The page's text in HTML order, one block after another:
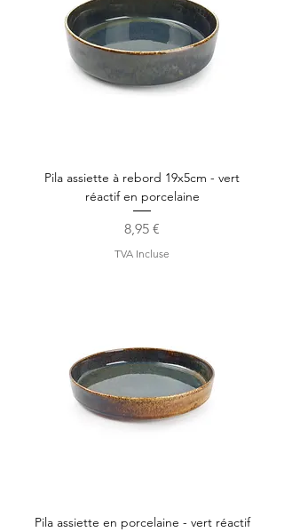
Pila assiette à rebord 19x5cm - vert
réactif en porcelaine
Prix
8,95 €
TVA Incluse
Pila assiette en porcelaine - vert réactif